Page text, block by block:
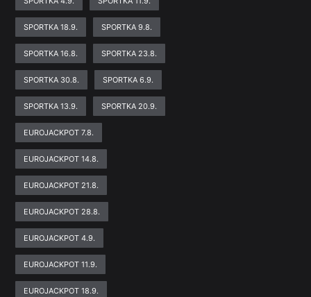
SPORTKA 18.9. SPORTKA 9.8.
SPORTKA 16.8. SPORTKA 23.8.
SPORTKA 30.8. SPORTKA 6.9.
SPORTKA 13.9. SPORTKA 20.9.
EUROJACKPOT 7.8.
EUROJACKPOT 14.8.
EUROJACKPOT 21.8.
EUROJACKPOT 28.8.
EUROJACKPOT 4.9.
EUROJACKPOT 11.9.
EUROJACKPOT 18.9.